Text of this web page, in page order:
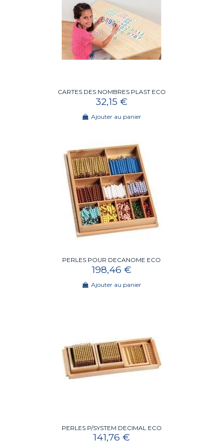
CARTES DES NOMBRES PLAST ECO
32,15 €
Ajouter au panier
PERLES POUR DECANOME ECO
198,46 €
Ajouter au panier
PERLES P/SYSTEM DECIMAL ECO
141,76 €